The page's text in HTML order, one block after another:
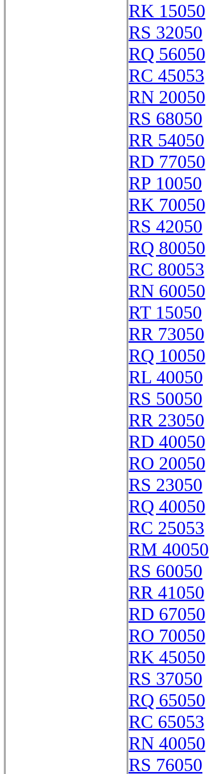
RK 15050
RS 32050
RQ 56050
RC 45053
RN 20050
RS 68050
RR 54050
RD 77050
RP 10050
RK 70050
RS 42050
RQ 80050
RC 80053
RN 60050
RT 15050
RR 73050
RQ 10050
RL 40050
RS 50050
RR 23050
RD 40050
RO 20050
RS 23050
RQ 40050
RC 25053
RM 40050
RS 60050
RR 41050
RD 67050
RO 70050
RK 45050
RS 37050
RQ 65050
RC 65053
RN 40050
RS 76050